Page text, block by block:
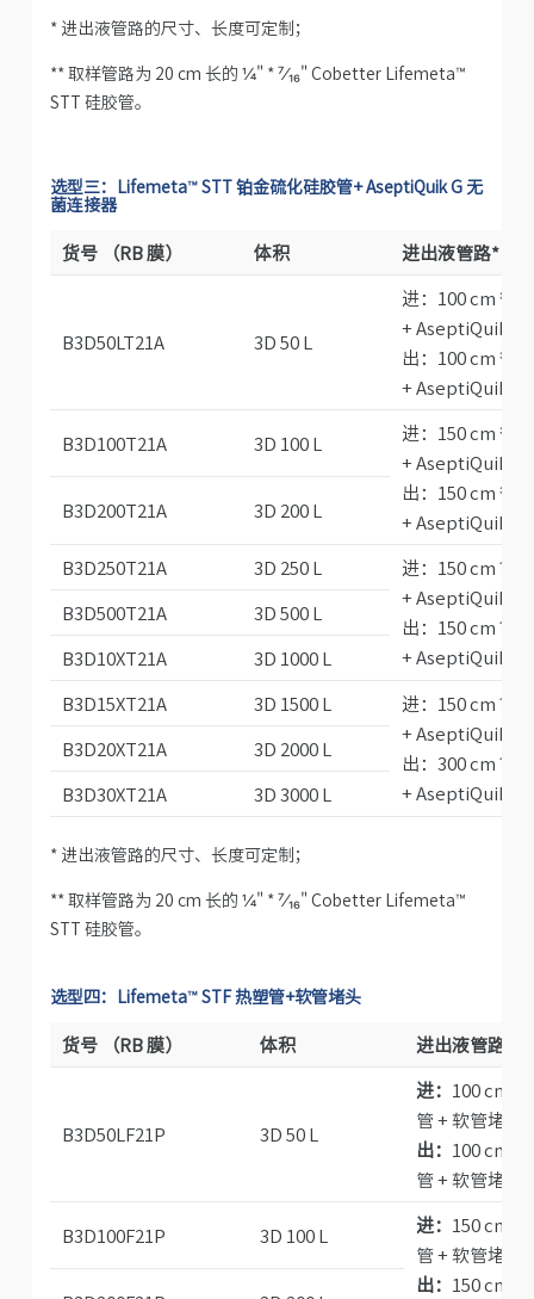
* 进出液管路的尺寸、长度可定制；
** 取样管路为 20 cm 长的 ¼" *⁷⁄₁₆" Cobetter Lifemeta™
STT 硅胶管。
选型三：Lifemeta™ STT 铂金硫化硅胶管+ AseptiQuik G 无
菌连接器
货号 （RB 膜） 体积 进出液管路*
B3D50LT21A 3D 50 L
进： 100 cm
+ AseptiQuik G
出： 100 cm
+ AseptiQuik G
B3D100T21A 3D 100 L 进： 150 cm
+ AseptiQuik G
出： 150 cm
+ AseptiQuik G
B3D200T21A 3D 200 L
B3D250T21A 3D 250 L 进： 150 cm ½"
+ AseptiQuik G
出： 150 cm ½"
+ AseptiQuik G
B3D500T21A
3D 500 L
B3D10XT21A
3D 1000 L
B3D15XT21A
3D 1500 L 进： 150 cm ½"
+ AseptiQuik G
出： 300 cm ½"
+ AseptiQuik G
B3D20XT21A
3D 2000 L
B3D30XT21A
3D 3000 L
* 进出液管路的尺寸、长度可定制；
** 取样管路为 20 cm 长的 ¼" *⁷⁄₁₆" Cobetter Lifemeta™
STT 硅胶管。
选型四：Lifemeta™ STF 热塑管+软管堵头
货号 （RB 膜） 体积 进出液管路
B3D50LF21P 3D 50 L
进： 100 cm
管 + 软管堵头
出： 100 cm
管 + 软管堵头
B3D100F21P 3D 100 L 进： 150 cm
管 + 软管堵头
出： 150 cm